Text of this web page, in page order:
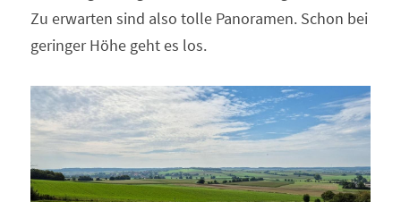
Zu erwarten sind also tolle Panoramen. Schon bei
geringer Höhe geht es los.